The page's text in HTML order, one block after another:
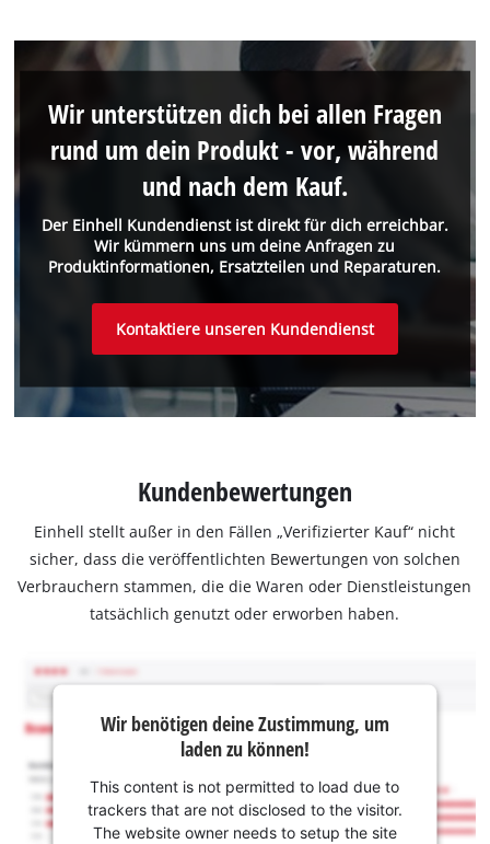
Der Einhell Kundendienst ist direkt für dich erreichbar.
Wir kümmern uns um deine Anfragen zu
Produktinformationen, Ersatzteilen und Reparaturen.
Wir unterstützen dich bei allen Fragen
rund um dein Produkt - vor, während
und nach dem Kauf.
Kontaktiere unseren Kundendienst
Kundenbewertungen
Einhell stellt außer in den Fällen „Verifizierter Kauf“ nicht
sicher, dass die veröffentlichten Bewertungen von solchen
Verbrauchern stammen, die die Waren oder Dienstleistungen
tatsächlich genutzt oder erworben haben.
Wir benötigen deine Zustimmung, um
laden zu können!
This content is not permitted to load due to
trackers that are not disclosed to the visitor.
The website owner needs to setup the site